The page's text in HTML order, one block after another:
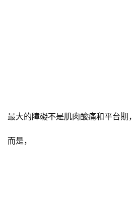
最大的障礙不是肌肉酸痛和平台期，
而是，